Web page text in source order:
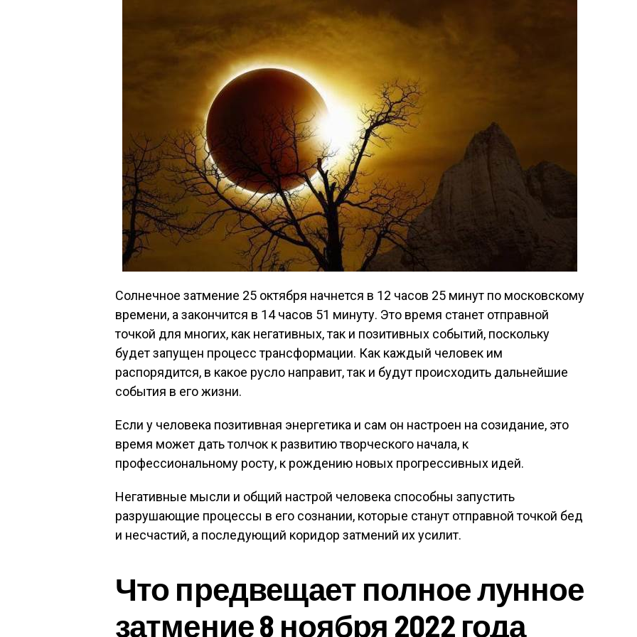
Солнечное затмение 25 октября начнется в 12 часов 25 минут по московскому
времени, а закончится в 14 часов 51 минуту. Это время станет отправной
точкой для многих, как негативных, так и позитивных событий, поскольку
будет запущен процесс трансформации. Как каждый человек им
распорядится, в какое русло направит, так и будут происходить дальнейшие
события в его жизни.
Если у человека позитивная энергетика и сам он настроен на созидание, это
время может дать толчок к развитию творческого начала, к
профессиональному росту, к рождению новых прогрессивных идей.
Негативные мысли и общий настрой человека способны запустить
разрушающие процессы в его сознании, которые станут отправной точкой бед
и несчастий, а последующий коридор затмений их усилит.
Что предвещает полное лунное
затмение 8 ноября 2022 года